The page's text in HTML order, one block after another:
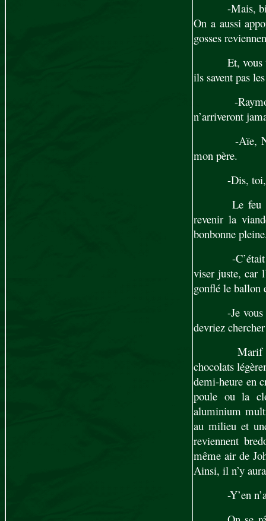
-Mais,
On a aussi
gosses
Et,
ils savent pas
-
n’arriveront
-Aïe,
mon père.
-Dis,
Le feu
revenir la
bonbonne
-
viser juste, car
gonflé le
-Je
devriez
Marif
chocolats
demi-heure en
poule ou la
aluminium
au milieu et
reviennent
même air de
Ainsi, il n’y
-Y’en